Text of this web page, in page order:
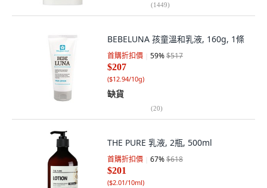
(1449)
BEBELUNA 孩童溫和乳液, 160g, 1條
首購折扣價 59%$517
$207
($12.94/10g)
缺貨
(20)
THE PURE 乳液, 2瓶, 500ml
首購折扣價 67%$618
$201
($2.01/10ml)